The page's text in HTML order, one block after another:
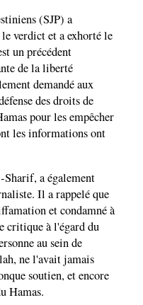
(SJP) a
verdict et a exhorté le
un précédent
de la liberté
demandé aux
des droits de
pour les empêcher
les informations ont
a également
Il a rappelé que
et condamné à
critique à l'égard du
au sein de
ne l'avait jamais
soutien, et encore
Hamas.